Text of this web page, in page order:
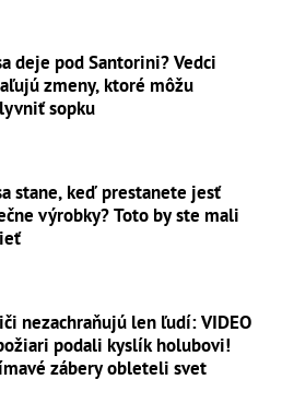
deje pod Santorini? Vedci
zmeny, ktoré môžu
sopku
stane, keď prestanete jesť
výrobky? Toto by ste mali
nezachraňujú len ľudí: VIDEO
podali kyslík holubovi!
zábery obleteli svet